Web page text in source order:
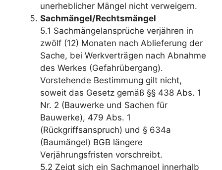
unerheblicher Mängel nicht verweigern.
Sachmängel/Rechtsmängel
5.1 Sachmängelansprüche verjähren in
zwölf (12) Monaten nach Ablieferung der
Sache, bei Werkverträgen nach Abnahme
des Werkes (Gefahrübergang).
Vorstehende Bestimmung gilt nicht,
soweit das Gesetz gemäß §§ 438 Abs. 1
Nr. 2 (Bauwerke und Sachen für
Bauwerke), 479 Abs. 1
(Rückgriffsanspruch) und § 634a
(Baumängel) BGB längere
Verjährungsfristen vorschreibt.
5.2 Zeigt sich ein Sachmangel innerhalb